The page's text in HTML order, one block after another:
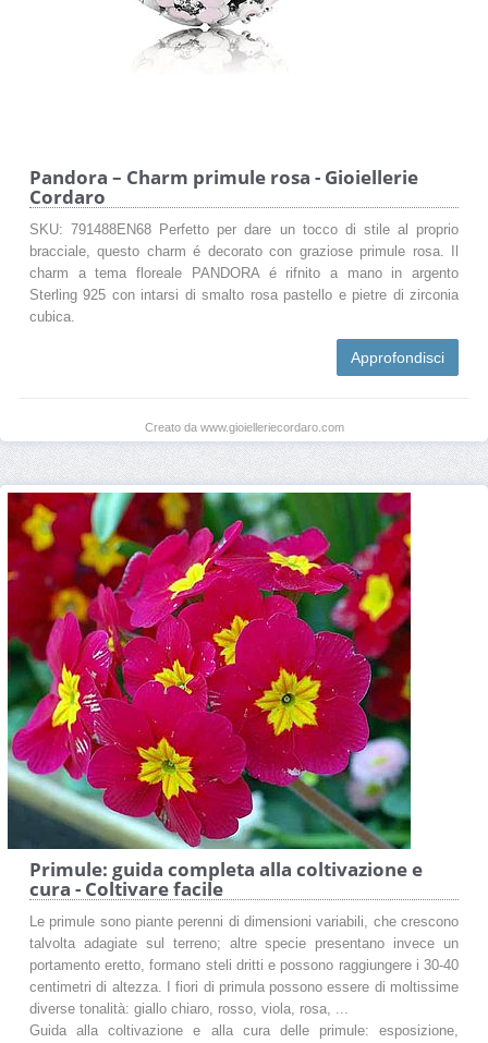
Pandora – Charm primule rosa - Gioiellerie
Cordaro
SKU: 791488EN68 Perfetto per dare un tocco di stile al proprio
bracciale, questo charm é decorato con graziose primule rosa. Il
charm a tema floreale PANDORA é rifnito a mano in argento
Sterling 925 con intarsi di smalto rosa pastello e pietre di zirconia
cubica.
Approfondisci
Creato da www.gioielleriecordaro.com
Primule: guida completa alla coltivazione e
cura - Coltivare facile
Le primule sono piante perenni di dimensioni variabili, che crescono
talvolta adagiate sul terreno; altre specie presentano invece un
portamento eretto, formano steli dritti e possono raggiungere i 30-40
centimetri di altezza. I fiori di primula possono essere di moltissime
diverse tonalità: giallo chiaro, rosso, viola, rosa, ...
Guida alla coltivazione e alla cura delle primule: esposizione,